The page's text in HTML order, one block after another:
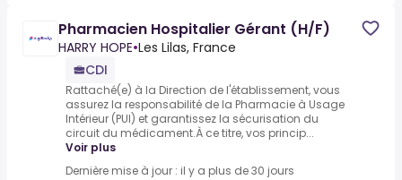
Pharmacien Hospitalier Gérant (H/F)
HARRY HOPE•Les Lilas, France
CDI
Rattaché(e) à la Direction de l'établissement, vous
assurez la responsabilité de la Pharmacie à Usage
Intérieur (PUI) et garantissez la sécurisation du
circuit du médicament.À ce titre, vos princip...
Voir plus
Dernière mise à jour : il y a plus de 30 jours